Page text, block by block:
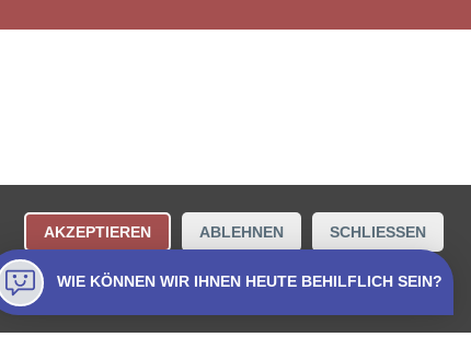
AKZEPTIEREN ABLEHNEN SCHLIESSEN
WIE KÖNNEN WIR IHNEN HEUTE BEHILFLICH SEIN?
AG.